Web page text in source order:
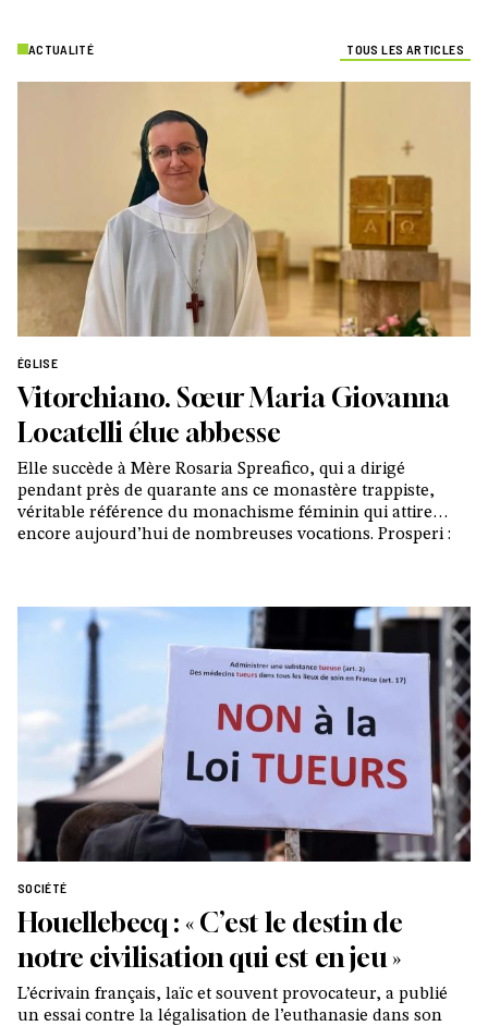
ACTUALITÉ TOUS LES ARTICLES
ÉGLISE
Vitorchiano. Sœur Maria Giovanna
Locatelli élue abbesse
Elle succède à Mère Rosaria Spreafico, qui a dirigé
pendant près de quarante ans ce monastère trappiste,
véritable référence du monachisme féminin qui attire
encore aujourd’hui de nombreuses vocations. Prosperi :
SOCIÉTÉ
Houellebecq : « C’est le destin de
notre civilisation qui est en jeu »
L’écrivain français, laïc et souvent provocateur, a publié
un essai contre la légalisation de l’euthanasie dans son